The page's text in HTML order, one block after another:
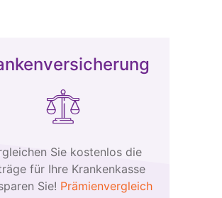
Sie kostenlos die
für Ihre Krankenkasse
Sie! Prämienvergleich